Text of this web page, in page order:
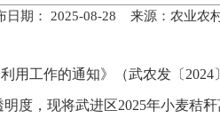
日期： 2025-08-28 来源：农业农
工作的通知》（武农发〔
度，现将武进区2025年小麦秸